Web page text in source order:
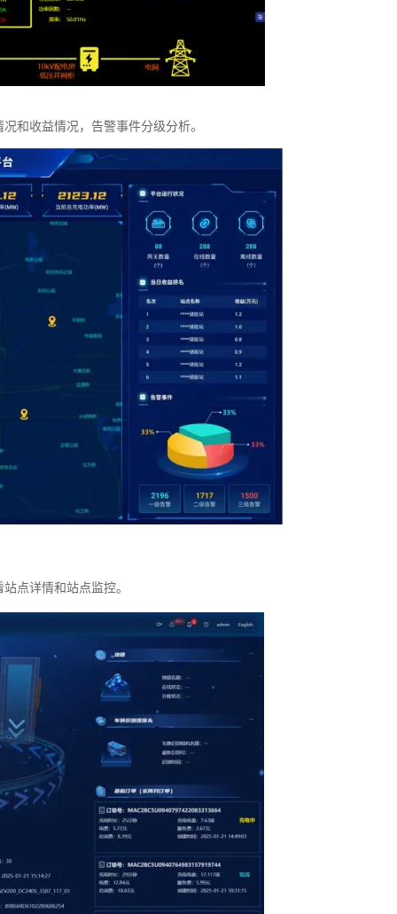
和收益情况，告警事件分级分析。
点详情和站点监控。